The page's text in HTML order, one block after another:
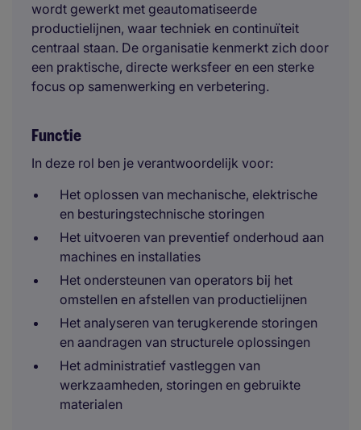
wordt gewerkt met geautomatiseerde
productielijnen, waar techniek en continuïteit
centraal staan. De organisatie kenmerkt zich door
een praktische, directe werksfeer en een sterke
focus op samenwerking en verbetering.
Functie
In deze rol ben je verantwoordelijk voor:
Het oplossen van mechanische, elektrische
en besturingstechnische storingen
Het uitvoeren van preventief onderhoud aan
machines en installaties
Het ondersteunen van operators bij het
omstellen en afstellen van productielijnen
Het analyseren van terugkerende storingen
en aandragen van structurele oplossingen
Het administratief vastleggen van
werkzaamheden, storingen en gebruikte
materialen